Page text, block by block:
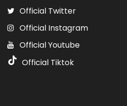
Official Twitter
Official Instagram
Official Youtube
Official Tiktok